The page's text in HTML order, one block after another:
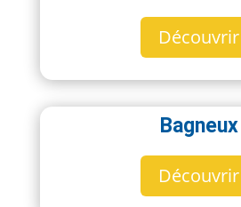
Découvrir
Bagneux
Découvrir